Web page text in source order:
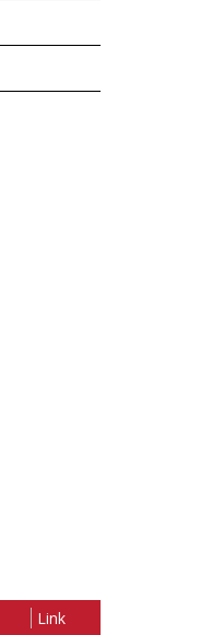
Link